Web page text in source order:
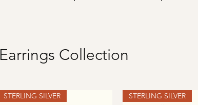
Earrings Collection
STERLING SILVER STERLING SILVER